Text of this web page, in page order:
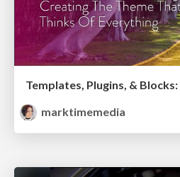
marktimemedia